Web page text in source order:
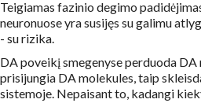
Teigiamas fazinio degimo
neuronuose yra susijęs su galimu
- su rizika.
DA poveikį smegenyse perduoda
prisijungia DA molekules, taip
sistemoje. Nepaisant to, kadangi